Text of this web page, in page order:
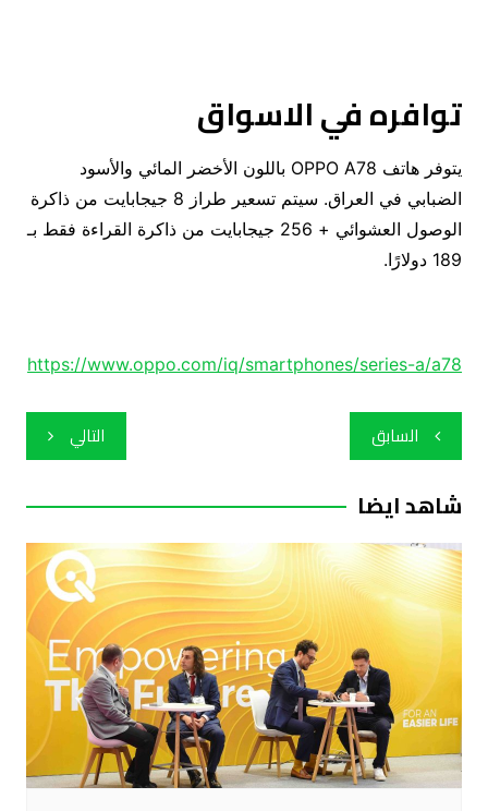
توافره في الاسواق
يتوفر هاتف OPPO A78 باللون الأخضر المائي والأسود
الضبابي في العراق. سيتم تسعير طراز 8 جيجابايت من ذاكرة
الوصول العشوائي + 256 جيجابايت من ذاكرة القراءة فقط بـ
189 دولارًا.
https://www.oppo.com/iq/smartphones/series-a/a78
تصفّح
المقالات
السابق التالي
شاهد ايضا